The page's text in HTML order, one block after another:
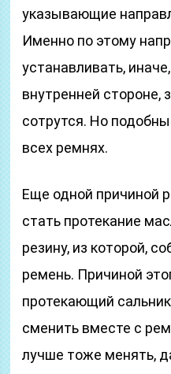
указывающие
Именно по этому
устанавливать,
внутренней стороне,
сотрутся. Но
всех ремнях.
Еще одной причиной
стать протекание
резину, из которой,
ремень. Причиной
протекающий
сменить вместе с
лучше тоже менять,